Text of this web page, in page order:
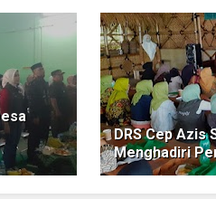
DRS Cep Azis
Menghadiri